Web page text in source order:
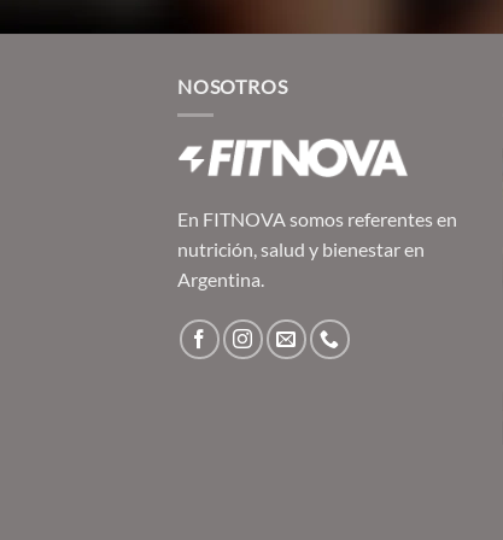
NOSOTROS
En FITNOVA somos referentes en
nutrición, salud y bienestar en
Argentina.